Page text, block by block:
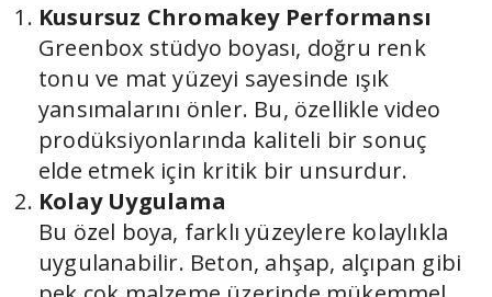
Kusursuz Chromakey Performansı
Greenbox stüdyo boyası, doğru renk
tonu ve mat yüzeyi sayesinde ışık
yansımalarını önler. Bu, özellikle video
prodüksiyonlarında kaliteli bir sonuç
elde etmek için kritik bir unsurdur.
Kolay Uygulama
Bu özel boya, farklı yüzeylere kolaylıkla
uygulanabilir. Beton, ahşap, alçıpan gibi